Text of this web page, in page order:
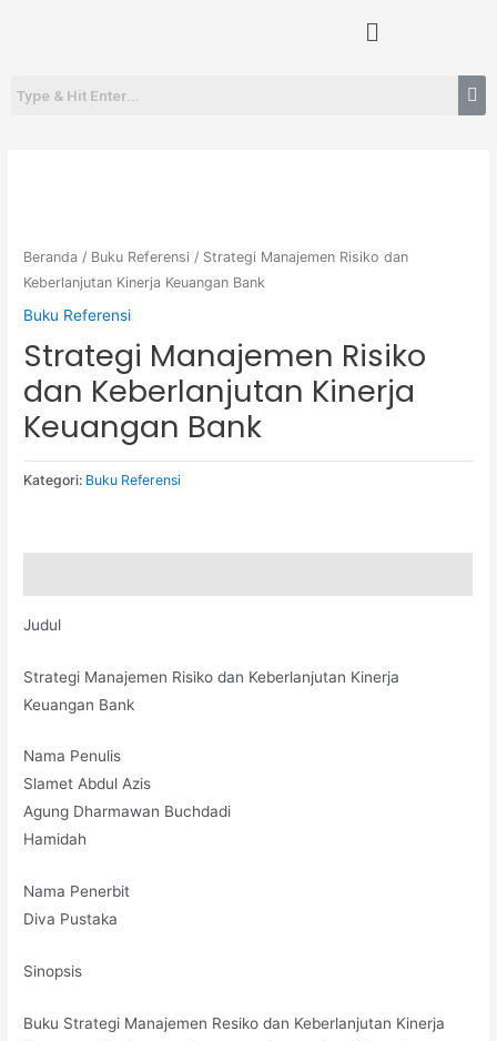
Menu
Beranda / Buku Referensi / Strategi Manajemen Risiko dan
Keberlanjutan Kinerja Keuangan Bank
Buku Referensi
Strategi Manajemen Risiko
dan Keberlanjutan Kinerja
Keuangan Bank
Kategori: Buku Referensi
Judul
Strategi Manajemen Risiko dan Keberlanjutan Kinerja
Keuangan Bank
Nama Penulis
Slamet Abdul Azis
Agung Dharmawan Buchdadi
Hamidah
Nama Penerbit
Diva Pustaka
Sinopsis
Buku Strategi Manajemen Resiko dan Keberlanjutan Kinerja